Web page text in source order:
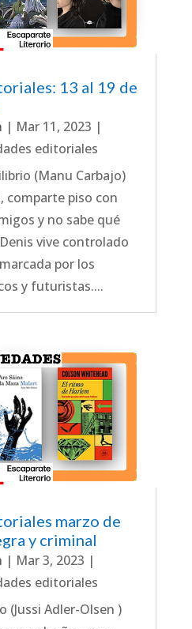
13 al 19 de
| Mar 11, 2023 |
editoriales
(Manu Carbajo)
comparte piso con
y no sabe qué
vive controlado
por los
y futuristas....
marzo de
y criminal
| Mar 3, 2023 |
editoriales
Adler-Olsen )